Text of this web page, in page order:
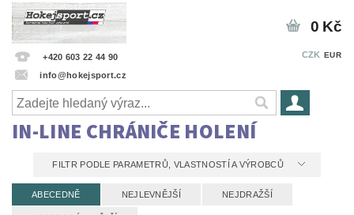
+420 603 22 44 90
info@hokejsport.cz
CZK EUR
0 Kč
IN-LINE CHRÁNIČE HOLENÍ
FILTR PODLE PARAMETRŮ, VLASTNOSTÍ A VÝROBCŮ
ABECEDNĚ NEJLEVNĚJŠÍ NEJDRAŽŠÍ